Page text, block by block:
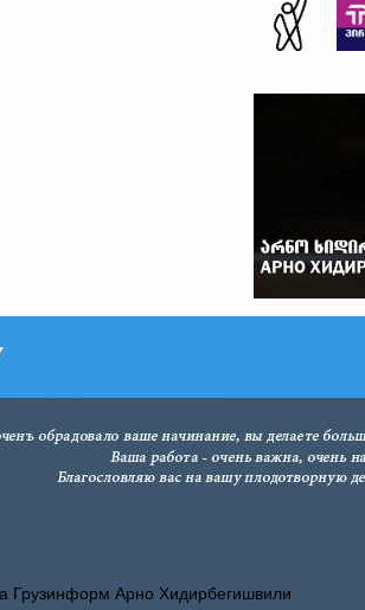
Грузинформ Арно Хидирбегишвили